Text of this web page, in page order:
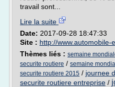
travail sont...
Lire la suite
Date: 2017-09-28 18:47:33
Site : http://www.automobile-
Thèmes liés : semaine
securite routiere / semaine
securite routiere 2015 / journee
securite routiere entreprise /